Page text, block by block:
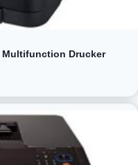
Multifunction Drucker